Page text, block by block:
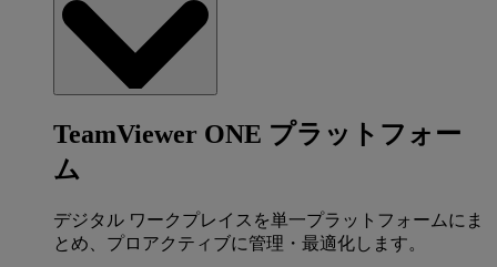
TeamViewer ONE プラットフォー
ム
デジタル ワークプレイスを単一プラットフォームにま
とめ、プロアクティブに管理・最適化します。